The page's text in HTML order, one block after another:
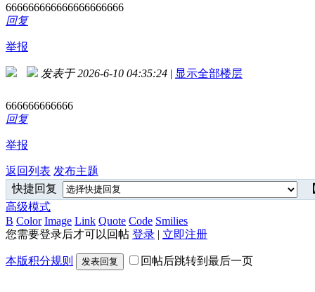
666666666666666666666
回复
举报
发表于 2026-6-10 04:35:24 | 显示全部楼层
666666666666
回复
举报
返回列表 发布主题
快捷回复
高级模式
B Color Image Link Quote Code Smilies
您需要登录后才可以回帖 登录 | 立即注册
本版积分规则 发表回复 回帖后跳转到最后一页